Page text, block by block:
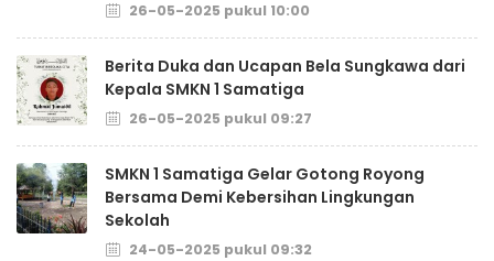
26-05-2025 pukul 10:00
Berita Duka dan Ucapan Bela Sungkawa dari
Kepala SMKN 1 Samatiga
26-05-2025 pukul 09:27
SMKN 1 Samatiga Gelar Gotong Royong
Bersama Demi Kebersihan Lingkungan
Sekolah
24-05-2025 pukul 09:32